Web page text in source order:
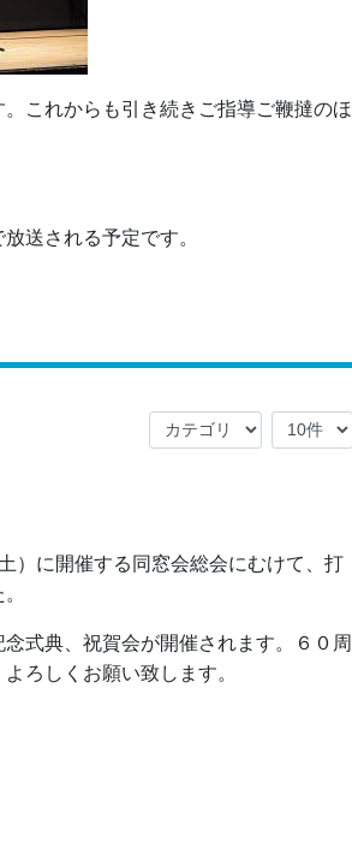
これからも引き続きご指導ご鞭撻のほ
送される予定です。
）に開催する同窓会総会にむけて、打
式典、祝賀会が開催されます。６０周
ろしくお願い致します。